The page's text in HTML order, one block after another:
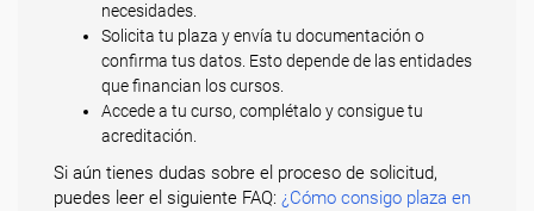
necesidades.
Solicita tu plaza y envía tu documentación o
confirma tus datos. Esto depende de las entidades
que financian los cursos.
Accede a tu curso, complétalo y consigue tu
acreditación.
Si aún tienes dudas sobre el proceso de solicitud,
puedes leer el siguiente FAQ: ¿Cómo consigo plaza en